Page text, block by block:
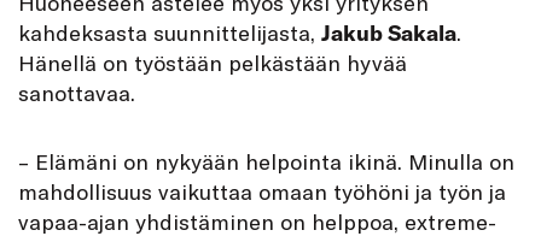
kahdeksasta suunnittelijasta, Jakub Sakala.
Hänellä on työstään pelkästään hyvää
sanottavaa.
– Elämäni on nykyään helpointa ikinä. Minulla on
mahdollisuus vaikuttaa omaan työhöni ja työn ja
vapaa-ajan yhdistäminen on helppoa, extreme-